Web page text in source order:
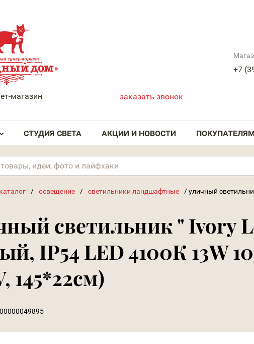
ДОМ
магазин
+7
заказать звонок
СТУДИЯ СВЕТА АКЦИИ И НОВОСТИ ПОКУПАТЕЛЯМ
каталог / освещение / светильники ландшафтные /уличный
светильник " Ivory
IP54 LED 4100К 13W
145*22см)
00000049895